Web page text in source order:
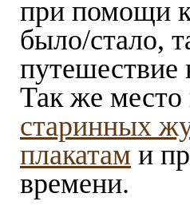
при помощи
было/стало,
Так же
старинных
плакатам и
времени.